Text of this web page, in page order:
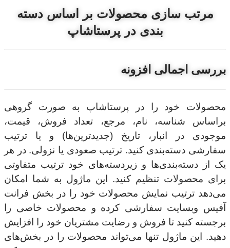
مرتب سازی محصولات بر اساس دسته
بندی در پرستاشاپ
بررسی اجمالی افزونه
محصولات خود را در پرستاشاپ به صورت گروهی
براساس شناسه، نام، مرجع، تعداد فروش، قیمت،
موجودی در انبار، تاریخ (جدیدترین‌ها) و یا ترتیب
سفارشی دسته‌بندی کنید. ترتیب صعودی یا نزولی. در هر
یک از دسته‌بندی‌ها و زیردسته‌های خود ترتیب متفاوتی
برای محصولات تنظیم کنید. این ماژول به شما امکان
می‌دهد ترتیب نمایش محصولات خود را در بخش فرانت
آفیس وبسایت سفارشی کرده و محصولات خاصی را
برجسته کنید تا فروش و رضایت مشتریان خود را افزایش
دهید. این ماژول تنها می‌تواند محصولات را در بخش‌های